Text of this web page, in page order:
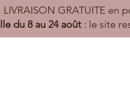
LIVRAISON GRATUITE en
du 8 au 24 août: le site